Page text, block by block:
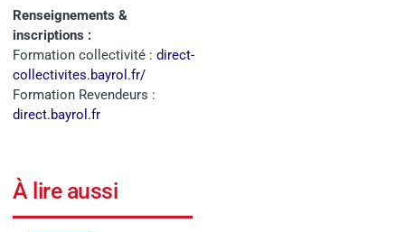
Renseignements &
inscriptions :
Formation collectivité : direct-
collectivites.bayrol.fr/
Formation Revendeurs :
direct.bayrol.fr
À lire aussi